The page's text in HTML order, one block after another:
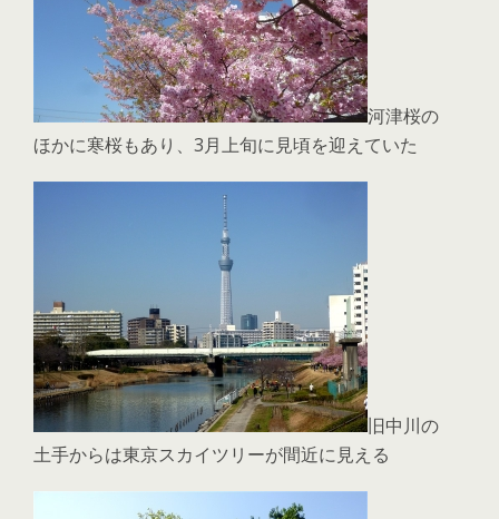
河津桜の
ほかに寒桜もあり、3月上旬に見頃を迎えていた
旧中川の
土手からは東京スカイツリーが間近に見える